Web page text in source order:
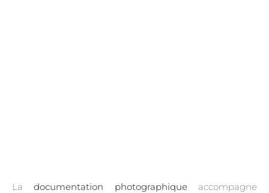
Ladocumentation photographiqueaccompagne